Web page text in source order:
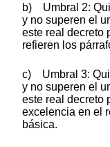
b) Umbral 2:
y no superen el
este real decreto
refieren los
c) Umbral 3:
y no superen el
este real decreto
excelencia en el
básica.